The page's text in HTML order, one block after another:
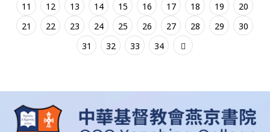
11
12 13 14 15 16 17 18 19
20
21
22 23 24 25 26 27 28 29
30
31
32 33 34